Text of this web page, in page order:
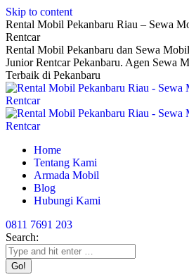
Skip to content
Rental Mobil Pekanbaru Riau – Sewa
Rentcar
Rental Mobil Pekanbaru dan Sewa
Junior Rentcar Pekanbaru. Agen Sewa
Terbaik di Pekanbaru
Home
Tentang Kami
Armada Mobil
Blog
Hubungi Kami
0811 7691 203
Search: